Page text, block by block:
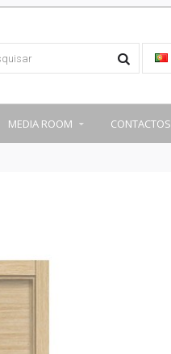
MEDIA ROOM CONTACTOS